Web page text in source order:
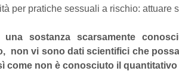
per pratiche sessuali a rischio: attuare
una sostanza scarsamente
non vi sono dati scientifici che
come non è conosciuto il